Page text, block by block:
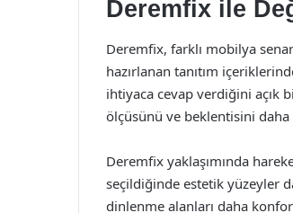
Deremfix ile
Deremfix, farklı mobilya
hazırlanan tanıtım
ihtiyaca cevap verdiğini açık
ölçüsünü ve beklentisini
Deremfix yaklaşımında
seçildiğinde estetik yüzeyler
dinlenme alanları daha